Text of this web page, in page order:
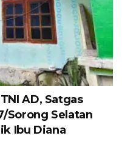
AD, Satgas
Sorong Selatan
Ibu Diana